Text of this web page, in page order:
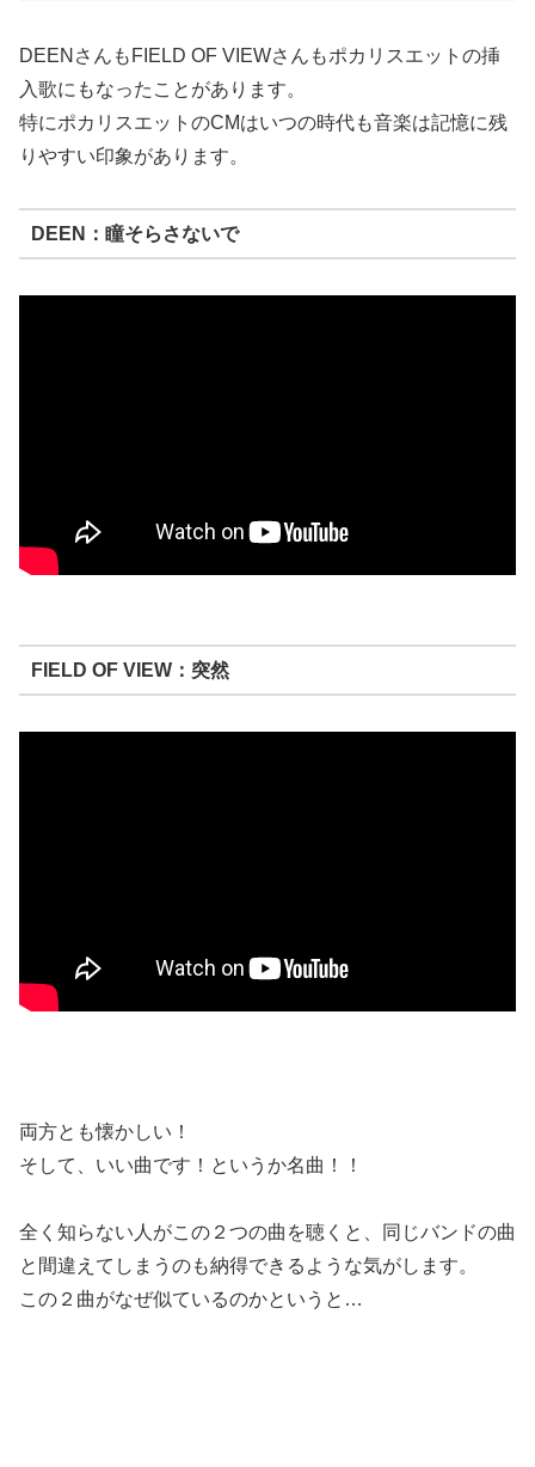
DEENさんもFIELD OF VIEWさんもポカリスエットの挿
入歌にもなったことがあります。
特にポカリスエットのCMはいつの時代も音楽は記憶に残
りやすい印象があります。
DEEN：瞳そらさないで
FIELD OF VIEW：突然
両方とも懐かしい！
そして、いい曲です！というか名曲！！
全く知らない人がこの２つの曲を聴くと、同じバンドの曲
と間違えてしまうのも納得できるような気がします。
この２曲がなぜ似ているのかというと…